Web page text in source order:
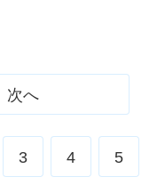
次へ
3 4 5